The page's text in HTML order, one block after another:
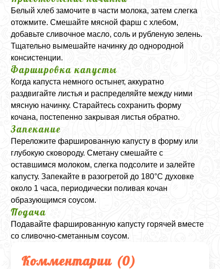
Белый хлеб замочите в части молока, затем слегка
отожмите. Смешайте мясной фарш с хлебом,
добавьте сливочное масло, соль и рубленую зелень.
Тщательно вымешайте начинку до однородной
консистенции.
Фаршировка капусты
Когда капуста немного остынет, аккуратно
раздвигайте листья и распределяйте между ними
мясную начинку. Старайтесь сохранить форму
кочана, постепенно закрывая листья обратно.
Запекание
Переложите фаршированную капусту в форму или
глубокую сковороду. Сметану смешайте с
оставшимся молоком, слегка подсолите и залейте
капусту. Запекайте в разогретой до 180°C духовке
около 1 часа, периодически поливая кочан
образующимся соусом.
Подача
Подавайте фаршированную капусту горячей вместе
со сливочно-сметанным соусом.
Комментарии (0)